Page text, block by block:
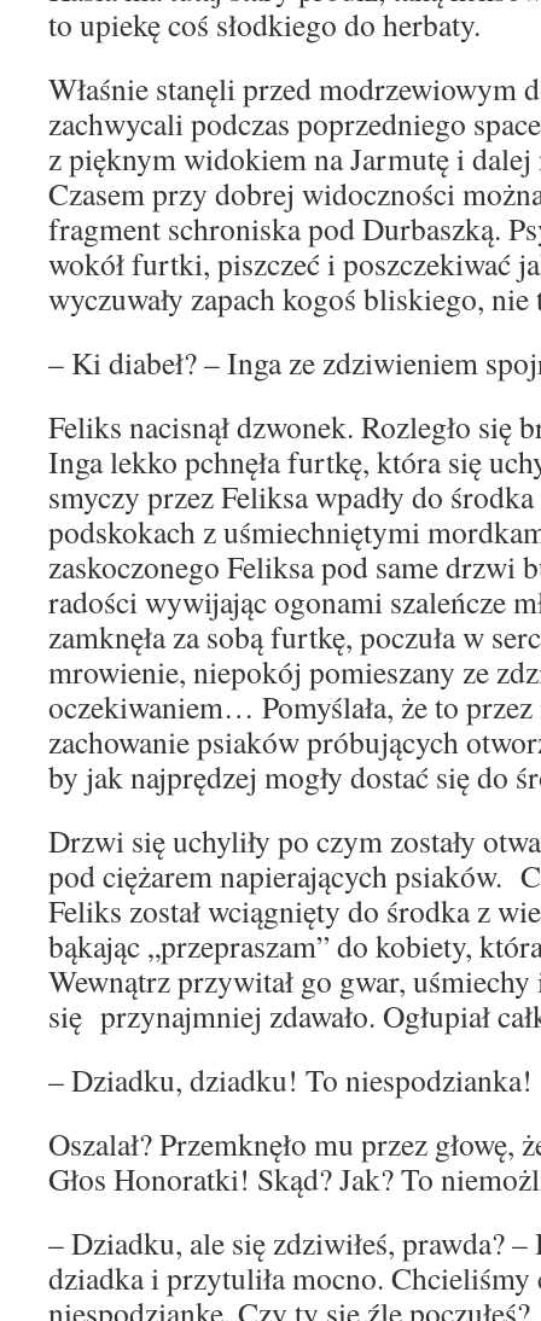
to upiekę coś słodkiego do herbaty.
Właśnie stanęli przed modrzewiowym
zachwycali podczas poprzedniego
z pięknym widokiem na Jarmutę i dalej
Czasem przy dobrej widoczności
fragment schroniska pod Durbaszką.
wokół furtki, piszczeć i poszczekiwać
wyczuwały zapach kogoś bliskiego,
– Ki diabeł? – Inga ze zdziwieniem
Feliks nacisnął dzwonek. Rozległo się
Inga lekko pchnęła furtkę, która się
smyczy przez Feliksa wpadły do
podskokach z uśmiechniętymi
zaskoczonego Feliksa pod same drzwi
radości wywijając ogonami szaleńcze
zamknęła za sobą furtkę, poczuła w
mrowienie, niepokój pomieszany ze
oczekiwaniem… Pomyślała, że to
zachowanie psiaków próbujących
by jak najprędzej mogły dostać się do
Drzwi się uchyliły po czym zostały
pod ciężarem napierających psiaków.
Feliks został wciągnięty do środka z
bąkając „przepraszam” do kobiety,
Wewnątrz przywitał go gwar,
się przynajmniej zdawało. Ogłupiał
– Dziadku, dziadku! To niespodzianka!
Oszalał? Przemknęło mu przez głowę,
Głos Honoratki! Skąd? Jak? To
– Dziadku, ale się zdziwiłeś, prawda? –
dziadka i przytuliła mocno.
niespodziankę. Czy ty się źle poczułeś?